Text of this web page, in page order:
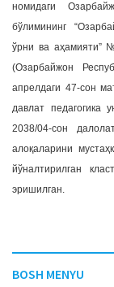
номидаги
бўлимининг
ўрни ва аҳамияти”
(Озарбайжон
апрелдаги 47-сон
давлат педагогика
2038/04-сон
алоқаларини
йўналтирилган
эришилган.
BOSH MENYU